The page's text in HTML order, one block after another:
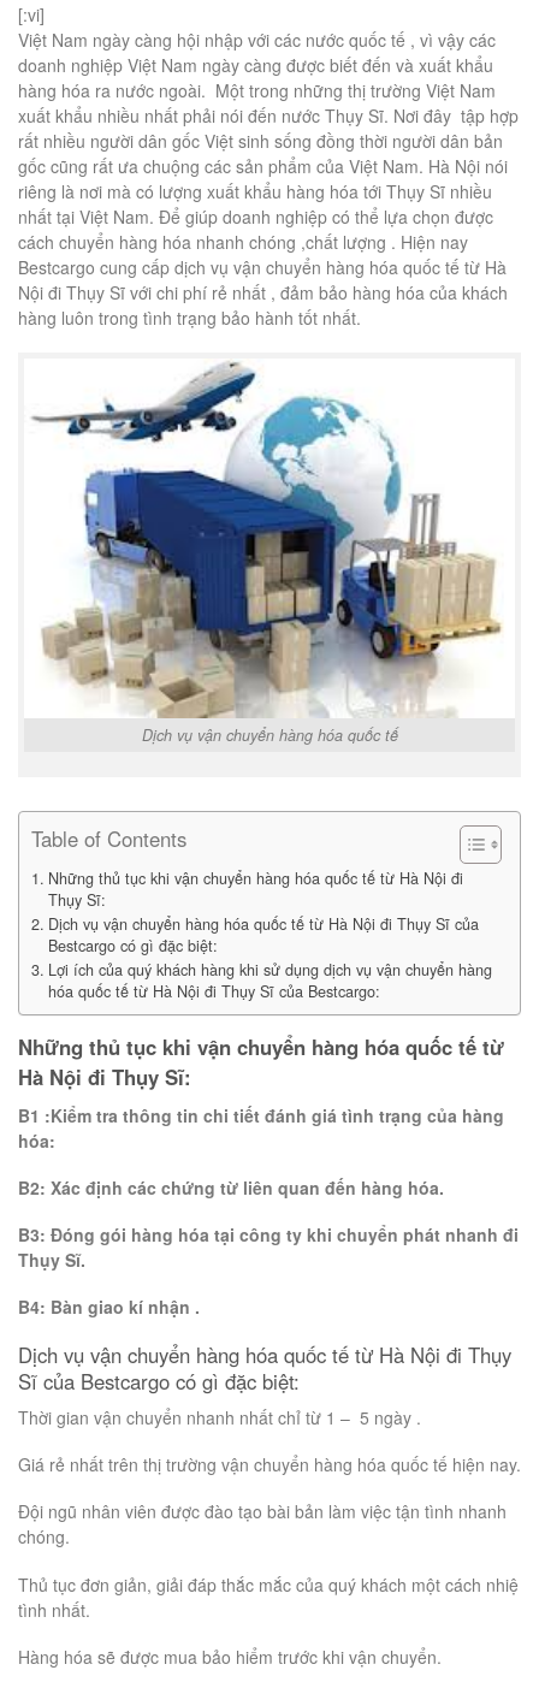
[:vi]
Việt Nam ngày càng hội nhập với các nước quốc tế , vì vậy các
doanh nghiệp Việt Nam ngày càng được biết đến và xuất khẩu
hàng hóa ra nước ngoài. Một trong những thị trường Việt Nam
xuất khẩu nhiều nhất phải nói đến nước Thụy Sĩ. Nơi đây tập hợp
rất nhiều người dân gốc Việt sinh sống đồng thời người dân bản
gốc cũng rất ưa chuộng các sản phẩm của Việt Nam. Hà Nội nói
riêng là nơi mà có lượng xuất khẩu hàng hóa tới Thụy Sĩ nhiều
nhất tại Việt Nam. Để giúp doanh nghiệp có thể lựa chọn được
cách chuyển hàng hóa nhanh chóng ,chất lượng . Hiện nay
Bestcargo cung cấp dịch vụ vận chuyển hàng hóa quốc tế từ Hà
Nội đi Thụy Sĩ với chi phí rẻ nhất , đảm bảo hàng hóa của khách
hàng luôn trong tình trạng bảo hành tốt nhất.
Dịch vụ vận chuyển hàng hóa quốc tế
Table of Contents
Những thủ tục khi vận chuyển hàng hóa quốc tế từ Hà Nội đi
Thụy Sĩ:
Dịch vụ vận chuyển hàng hóa quốc tế từ Hà Nội đi Thụy Sĩ của
Bestcargo có gì đặc biệt:
Lợi ích của quý khách hàng khi sử dụng dịch vụ vận chuyển hàng
hóa quốc tế từ Hà Nội đi Thụy Sĩ của Bestcargo:
Những thủ tục khi vận chuyển hàng hóa quốc tế từ
Hà Nội đi Thụy Sĩ:
B1 :Kiểm tra thông tin chi tiết đánh giá tình trạng của hàng
hóa:
B2: Xác định các chứng từ liên quan đến hàng hóa.
B3: Đóng gói hàng hóa tại công ty khi chuyển phát nhanh đi
Thụy Sĩ.
B4: Bàn giao kí nhận .
Dịch vụ vận chuyển hàng hóa quốc tế từ Hà Nội đi Thụy
Sĩ của Bestcargo có gì đặc biệt:
Thời gian vận chuyển nhanh nhất chỉ từ 1 – 5 ngày .
Giá rẻ nhất trên thị trường vận chuyển hàng hóa quốc tế hiện nay.
Đội ngũ nhân viên được đào tạo bài bản làm việc tận tình nhanh
chóng.
Thủ tục đơn giản, giải đáp thắc mắc của quý khách một cách nhiệ
tình nhất.
Hàng hóa sẽ được mua bảo hiểm trước khi vận chuyển.